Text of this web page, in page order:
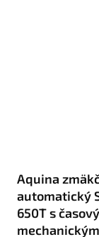
Aquina
automatický
650T s